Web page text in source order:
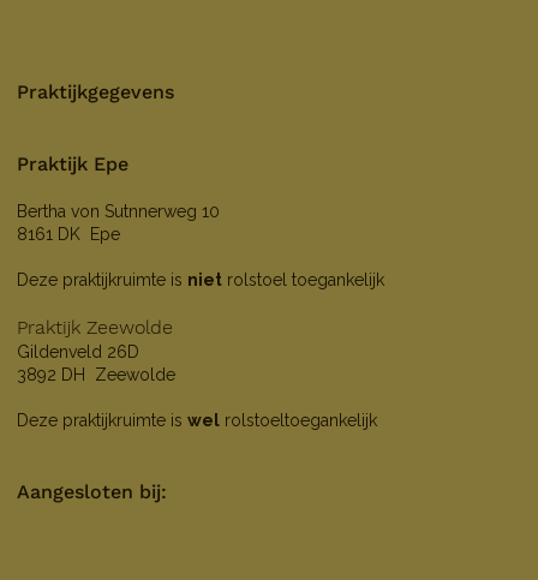
Aangesloten bij:
Praktijkgegevens
Praktijk Epe
Bertha von Sutnnerweg 10
8161 DK Epe
Deze praktijkruimte is nietrolstoel toegankelijk
Praktijk Zeewolde
Gildenveld 26D
3892 DH Zeewolde
Deze praktijkruimte is welrolstoeltoegankelijk